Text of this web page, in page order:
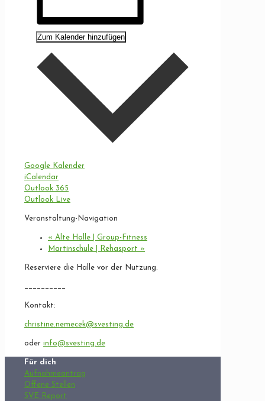
Zum Kalender hinzufügen
Google Kalender
iCalendar
Outlook 365
Outlook Live
Veranstaltung-Navigation
« Alte Halle | Group-Fitness
Martinschule | Rehasport »
Reserviere die Halle vor der Nutzung.
__________
Kontakt:
christine.nemecek@svesting.de
oder info@svesting.de
Für dich
Aufnahmeantrag
Offene Stellen
SVE Report